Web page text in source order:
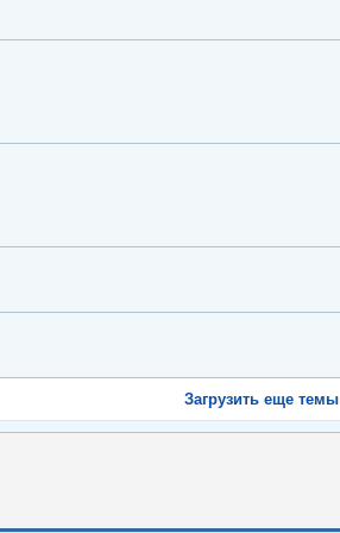
Загрузить еще темы